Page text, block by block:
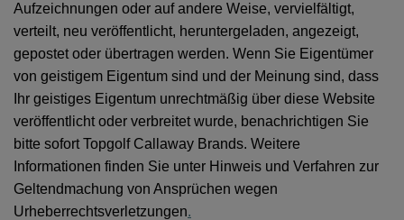
Aufzeichnungen oder auf andere Weise, vervielfältigt,
verteilt, neu veröffentlicht, heruntergeladen, angezeigt,
gepostet oder übertragen werden. Wenn Sie Eigentümer
von geistigem Eigentum sind und der Meinung sind, dass
Ihr geistiges Eigentum unrechtmäßig über diese Website
veröffentlicht oder verbreitet wurde, benachrichtigen Sie
bitte sofort Topgolf Callaway Brands. Weitere
Informationen finden Sie unter Hinweis und Verfahren zur
Geltendmachung von Ansprüchen wegen
Urheberrechtsverletzungen.